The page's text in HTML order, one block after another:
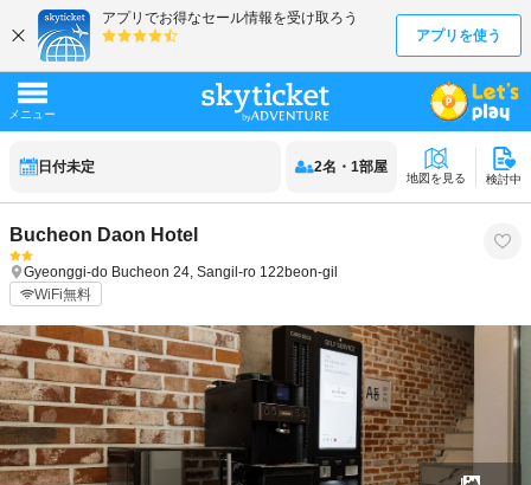
日付未定 2名 ・ 1部屋
地図を見る 検討中
Bucheon Daon Hotel
Gyeonggi-do Bucheon 24, Sangil-ro 122beon-gil
WiFi無料